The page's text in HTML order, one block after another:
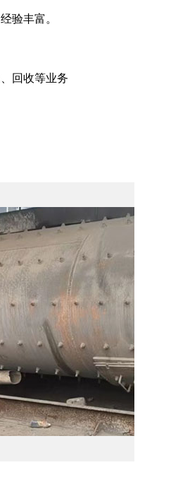
验丰富。
回收等业务